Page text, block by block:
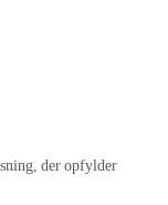
der opfylder